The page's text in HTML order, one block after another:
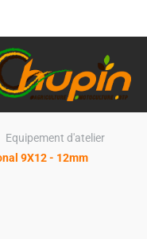
Equipement d'atelier
9X12 - 12mm